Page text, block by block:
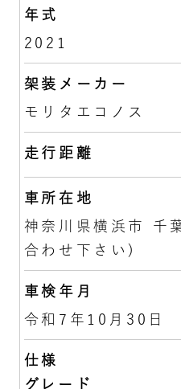
年式
2021
架装メーカー
モリタエコノス
走行距離
車所在地
神奈川県横浜市 千
合わせ下さい)
車検年月
令和7年10月30日
仕様
グレード